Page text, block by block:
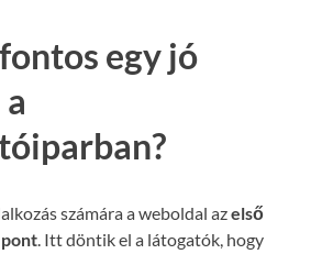
egy jó
számára a weboldal azelső
. Itt döntik el a látogatók, hogy